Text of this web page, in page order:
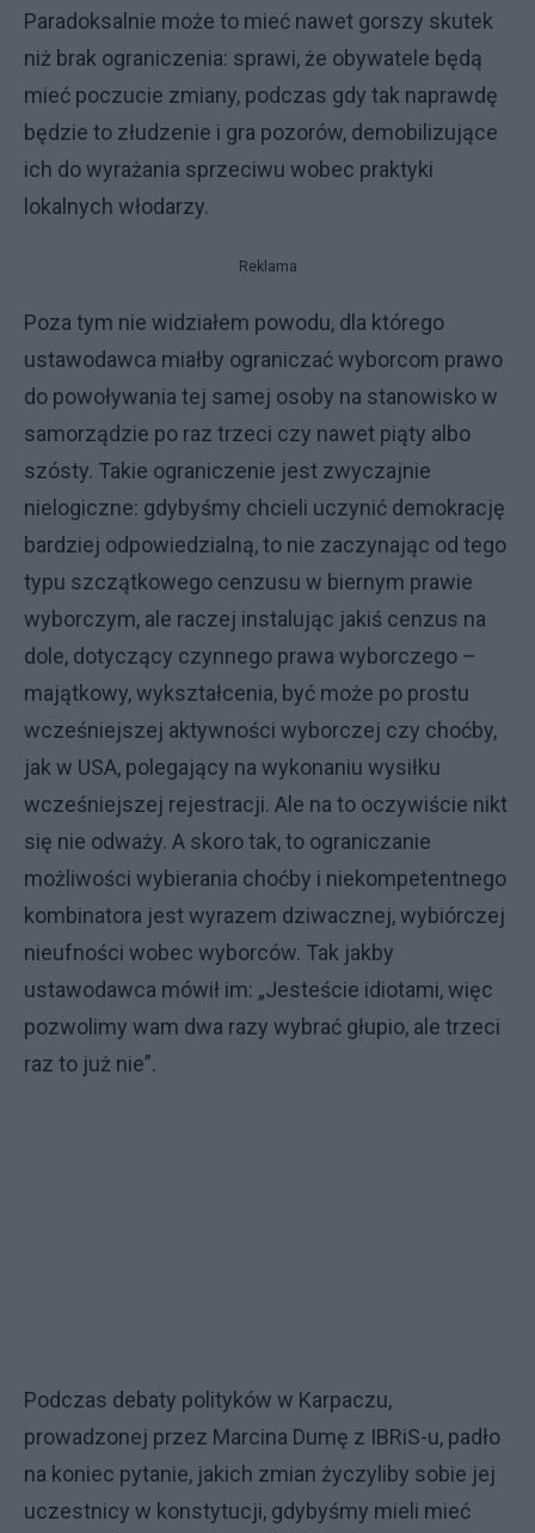
Paradoksalnie może to mieć nawet gorszy skutek
niż brak ograniczenia: sprawi, że obywatele będą
mieć poczucie zmiany, podczas gdy tak naprawdę
będzie to złudzenie i gra pozorów, demobilizujące
ich do wyrażania sprzeciwu wobec praktyki
lokalnych włodarzy.
Reklama
Poza tym nie widziałem powodu, dla którego
ustawodawca miałby ograniczać wyborcom prawo
do powoływania tej samej osoby na stanowisko w
samorządzie po raz trzeci czy nawet piąty albo
szósty. Takie ograniczenie jest zwyczajnie
nielogiczne: gdybyśmy chcieli uczynić demokrację
bardziej odpowiedzialną, to nie zaczynając od tego
typu szczątkowego cenzusu w biernym prawie
wyborczym, ale raczej instalując jakiś cenzus na
dole, dotyczący czynnego prawa wyborczego –
majątkowy, wykształcenia, być może po prostu
wcześniejszej aktywności wyborczej czy choćby,
jak w USA, polegający na wykonaniu wysiłku
wcześniejszej rejestracji. Ale na to oczywiście nikt
się nie odważy. A skoro tak, to ograniczanie
możliwości wybierania choćby i niekompetentnego
kombinatora jest wyrazem dziwacznej, wybiórczej
nieufności wobec wyborców. Tak jakby
ustawodawca mówił im: „Jesteście idiotami, więc
pozwolimy wam dwa razy wybrać głupio, ale trzeci
raz to już nie”.
Podczas debaty polityków w Karpaczu,
prowadzonej przez Marcina Dumę z IBRiS-u, padło
na koniec pytanie, jakich zmian życzyliby sobie jej
uczestnicy w konstytucji, gdybyśmy mieli mieć